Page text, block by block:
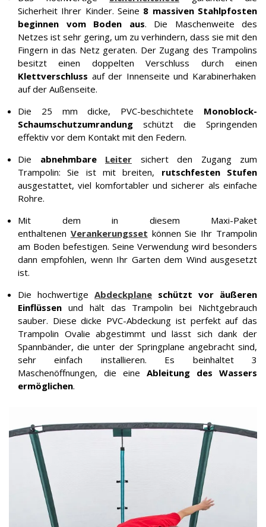
Sicherheit Ihrer Kinder. Seine 8 massiven Stahlpfosten
beginnen vom Boden aus. Die Maschenweite des
Netzes ist sehr gering, um zu verhindern, dass sie mit den
Fingern in das Netz geraten. Der Zugang des Trampolins
besitzt einen doppelten Verschluss durch einen
Klettverschluss auf der Innenseite und Karabinerhaken
auf der Außenseite.
Die 25 mm dicke, PVC-beschichtete Monoblock-
Schaumschutzumrandung schützt die Springenden
effektiv vor dem Kontakt mit den Federn.
Die abnehmbare Leiter sichert den Zugang zum
Trampolin: Sie ist mit breiten, rutschfesten Stufen
ausgestattet, viel komfortabler und sicherer als einfache
Rohre.
Mit dem in diesem Maxi-Paket
enthaltenen Verankerungsset können Sie Ihr Trampolin
am Boden befestigen. Seine Verwendung wird besonders
dann empfohlen, wenn Ihr Garten dem Wind ausgesetzt
ist.
Die hochwertige Abdeckplane schützt vor äußeren
Einflüssen und hält das Trampolin bei Nichtgebrauch
sauber. Diese dicke PVC-Abdeckung ist perfekt auf das
Trampolin Ovalie abgestimmt und lässt sich dank der
Spannbänder, die unter der Springplane angebracht sind,
sehr einfach installieren. Es beinhaltet 3
Maschenöffnungen, die eine Ableitung des Wassers
ermöglichen.